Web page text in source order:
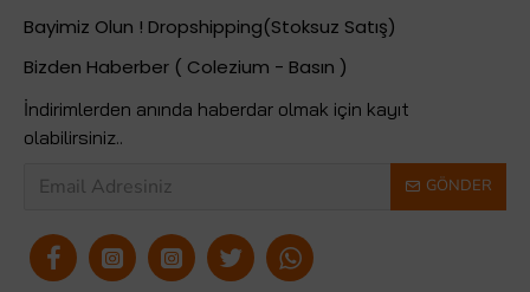
Bayimiz Olun ! Dropshipping(Stoksuz Satış)
Bizden Haberber ( Colezium - Basın )
İndirimlerden anında haberdar olmak için kayıt
olabilirsiniz..
GÖNDER